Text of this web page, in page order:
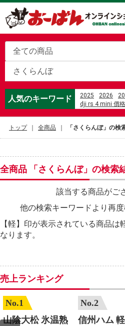
人気のキーワード 2025 2026
dji rs 4 mini 價格
áo dài thọ dơi
Kijun
トップ 全商品 「さくらんぼ」の検
全商品 「さくらんぼ」の検索
該当する商品がご
他の検索キーワードより再度
【軽】印が表示されている商品は
なります。
売上ランキング
No.1
山陰大松 氷温熟
No.2
信州ハム